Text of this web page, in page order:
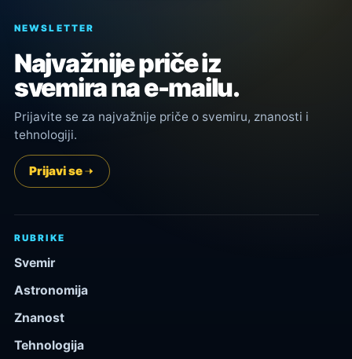
NEWSLETTER
Najvažnije priče iz
svemira na e-mailu.
Prijavite se za najvažnije priče o svemiru, znanosti i
tehnologiji.
Prijavi se
RUBRIKE
Svemir
Astronomija
Znanost
Tehnologija